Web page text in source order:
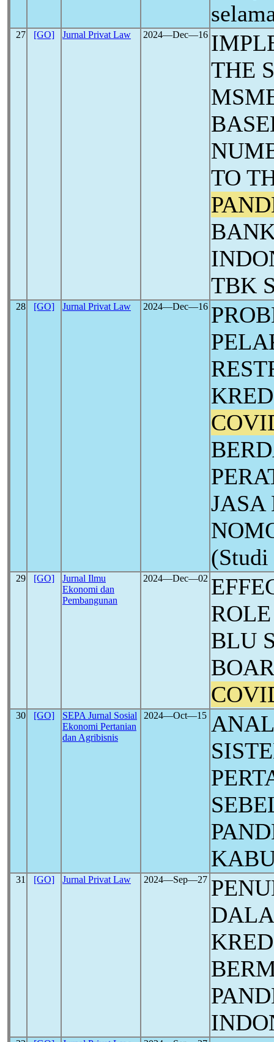
27 [GO] Jurnal Privat Law 2024―Dec―16
THE
TO
TBK
28 [GO] Jurnal Privat Law 2024―Dec―16
JASA
29 [GO]
Jurnal Ilmu
Ekonomi dan
Pembangunan
2024―Dec―02
BLU
30 [GO]
SEPA Jurnal Sosial
Ekonomi Pertanian
dan Agribisnis
2024―Oct―15
31 [GO] Jurnal Privat Law 2024―Sep―27